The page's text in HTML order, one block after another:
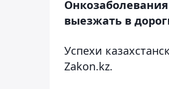
выезжать в
Успехи
Zakon.kz.